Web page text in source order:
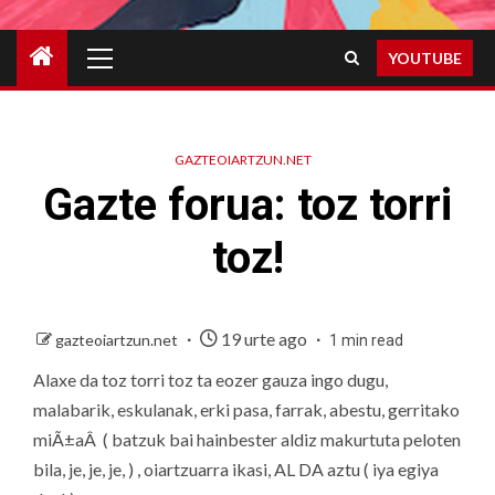
Menu
YOUTUBE
GAZTEOIARTZUN.NET
Gazte forua: toz torri
toz!
gazteoiartzun.net 19 urte ago 1 min read
Alaxe da toz torri toz ta eozer gauza ingo dugu,
malabarik, eskulanak, erki pasa, farrak, abestu, gerritako
miÃ±aÂ ( batzuk bai hainbester aldiz makurtuta peloten
bila, je, je, je, ) , oiartzuarra ikasi, AL DA aztu ( iya egiya